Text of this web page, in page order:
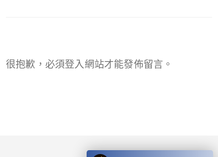
很抱歉，必須登入網站才能發佈留言。